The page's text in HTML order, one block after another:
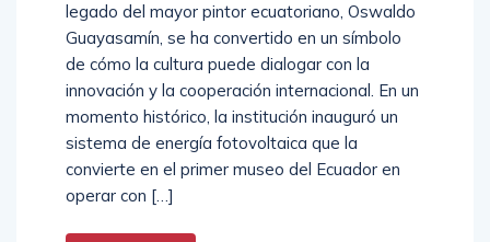
legado del mayor pintor ecuatoriano, Oswaldo
Guayasamín, se ha convertido en un símbolo
de cómo la cultura puede dialogar con la
innovación y la cooperación internacional. En un
momento histórico, la institución inauguró un
sistema de energía fotovoltaica que la
convierte en el primer museo del Ecuador en
operar con […]